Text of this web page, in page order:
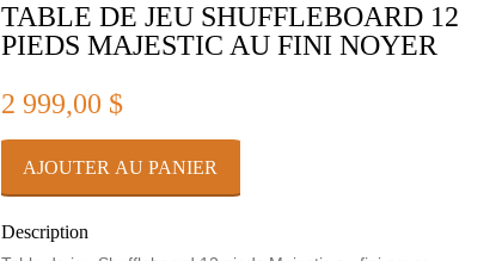
TABLE DE JEU SHUFFLEBOARD 12
PIEDS MAJESTIC AU FINI NOYER
2 999,00 $
Description